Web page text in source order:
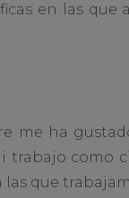
en las
me ha
trabajo como
que